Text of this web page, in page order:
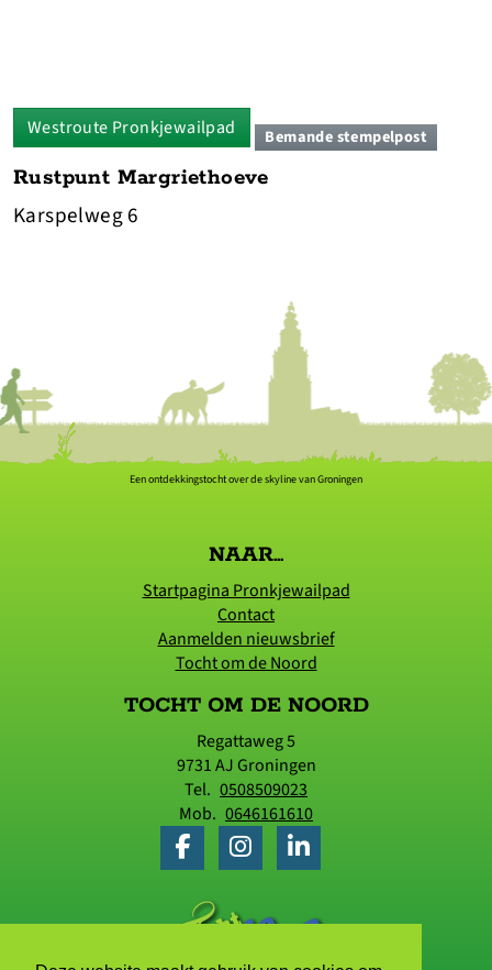
Westroute Pronkjewailpad Bemande stempelpost
Rustpunt Margriethoeve
Karspelweg 6
Een ontdekkingstocht over de skyline van Groningen
NAAR...
Startpagina Pronkjewailpad
Contact
Aanmelden nieuwsbrief
Tocht om de Noord
TOCHT OM DE NOORD
Regattaweg 5
9731 AJGroningen
Tel. 0508509023
Mob. 0646161610